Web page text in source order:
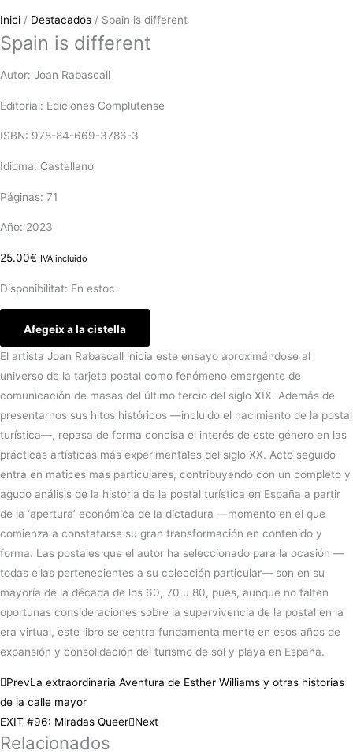
Inici / Destacados / Spain is different
Spain is different
Autor: Joan Rabascall
Editorial: Ediciones Complutense
ISBN: 978-84-669-3786-3
Idioma: Castellano
Páginas: 71
Año: 2023
25.00€ IVA incluido
Disponibilitat: En estoc
Afegeix a la cistella
El artista Joan Rabascall inicia este ensayo aproximándose al
universo de la tarjeta postal como fenómeno emergente de
comunicación de masas del último tercio del siglo XIX. Además de
presentarnos sus hitos históricos —incluido el nacimiento de la postal
turística—, repasa de forma concisa el interés de este género en las
prácticas artísticas más experimentales del siglo XX. Acto seguido
entra en matices más particulares, contribuyendo con un completo y
agudo análisis de la historia de la postal turística en España a partir
de la ‘apertura’ económica de la dictadura —momento en el que
comienza a constatarse su gran transformación en contenido y
forma. Las postales que el autor ha seleccionado para la ocasión —
todas ellas pertenecientes a su colección particular— son en su
mayoría de la década de los 60, 70 u 80, pues, aunque no falten
oportunas consideraciones sobre la supervivencia de la postal en la
era virtual, este libro se centra fundamentalmente en esos años de
expansión y consolidación del turismo de sol y playa en España.
PrevLa extraordinaria Aventura de Esther Williams y otras historias
de la calle mayor
EXIT #96: Miradas Queer Next
Relacionados